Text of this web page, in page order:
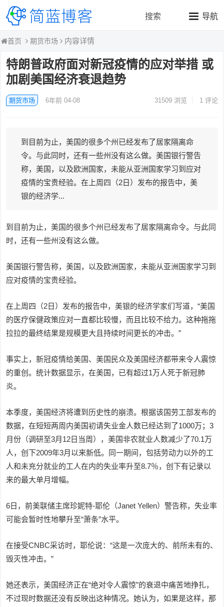
导航
搜索
首页 期货市场 内容详情
特朗普政府面对新冠疫情的应对举措 或
加剧美国经济衰退趋势
期货市场 6年前 04-08 31509浏览 1 评论
到目前为止，美国的很多个州已经发布了居家隔离命
令。与此同时，还有一些州没有这么做。美国银行警告
称，美国，以及欧洲国家，未能从亚洲国家学习到应对
疫情的宝贵经验。在上周四（2日）发布的报告中，美
银的经济学...
到目前为止，美国的很多个州已经发布了居家隔离命令。与此同
时，还有一些州没有这么做。
美国银行警告称，美国，以及欧洲国家，未能从亚洲国家学习到
应对疫情的宝贵经验。
在上周四（2日）发布的报告中，美银的经济学家们写道，“美国
的医疗保健政策应对一直都比较慢，而且比较不给力。这种拖拖
拉拉的最终结果是规模更大且持续时间更长的冲击。”
事实上，新冠疫情给美国、美国民众及美国经济都带来令人震惊
的重创。统计数据显示，在美国，已有超过1万人死于新冠肺
炎。
本季度，美国经济将遭到历史性的崩溃。根据该国劳工部发布的
数据，在短短两周内美国初请失业金人数已经达到了1000万；3
月份（调研至3月12日当周），美国非农就业人数减少了70.1万
人，创下2009年3月以来新低。同一期间，包括劳动力以外的工
人和未充分就业的工人在内的失业率升至8.7％，创下有记录以
来的最大单月增幅。
6日，前美联储主席珍妮特-耶伦（Janet Yellen）警告称，失业率
可能会暂时性地攀升至“萧条”水平。
在接受CNBC采访时，耶伦说：“这是一次庞大的、前所未有的、
毁灭性冲击。”
她还表示，美国经济正在“绝对令人震惊”的衰退中痛苦地挣扎，
不过现时数据还没有反映出这种情况。她认为，如果是这样，那